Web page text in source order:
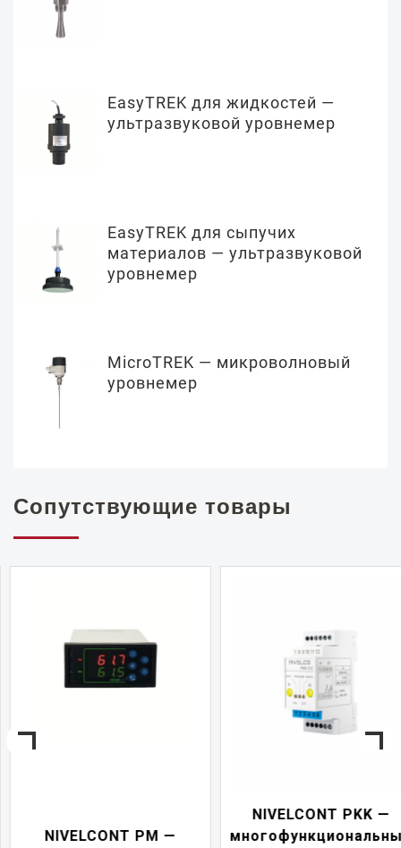
EasyTREK для жидкостей —
ультразвуковой уровнемер
EasyTREK для сыпучих
материалов — ультразвуковой
уровнемер
MicroTREK — микроволновый
уровнемер
Сопутствующие товары
NIVELCONT PM —
NIVELCONT PKK —